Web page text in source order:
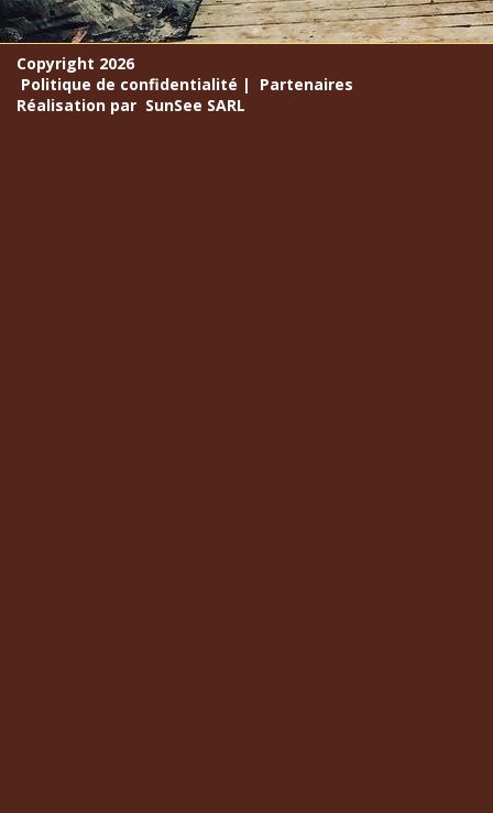
Copyright 2026
Politique de confidentialité |
Partenaires
Réalisation par SunSee SARL